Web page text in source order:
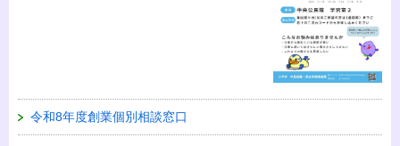
令和8年度創業個別相談窓口